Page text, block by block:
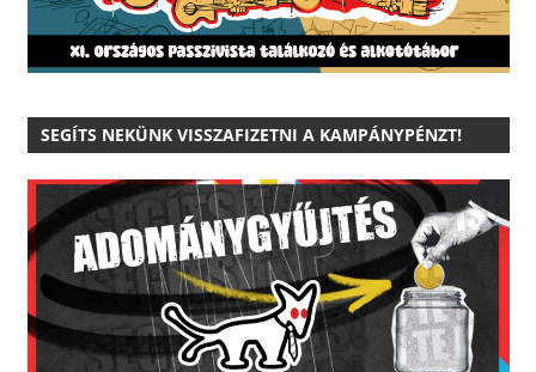
SEGÍTS NEKÜNK VISSZAFIZETNI A KAMPÁNYPÉNZT!